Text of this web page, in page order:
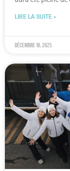
LIRE LA SUITE »
décembre 18, 2025